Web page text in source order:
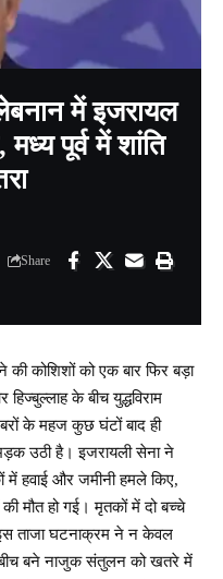
में इजरायल
पूर्व में शांति
Share
की कोशिशों को एक बार फिर बड़ा
के बीच युद्धविराम
के महज कुछ घंटों बाद ही
उठी है। इजरायली सेना ने
में हवाई और जमीनी हमले किए,
मौत हो गई। मृतकों में दो बच्चे
ताजा घटनाक्रम ने न केवल
बने नाजुक संतुलन को खतरे में